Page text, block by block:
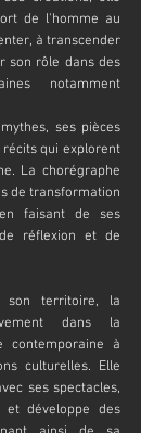
de l'homme au
à transcender
son rôle dans des
notamment
ses pièces
qui explorent
La chorégraphe
de transformation
faisant de ses
réflexion et de
son territoire, la
dans la
contemporaine à
culturelles. Elle
ses spectacles,
développe des